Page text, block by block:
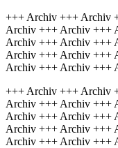
+++ Archiv +++ Archiv
Archiv +++ Archiv +++
Archiv +++ Archiv +++
Archiv +++ Archiv +++
Archiv +++ Archiv +++
+++ Archiv +++ Archiv
Archiv +++ Archiv +++
Archiv +++ Archiv +++
Archiv +++ Archiv +++
Archiv +++ Archiv +++